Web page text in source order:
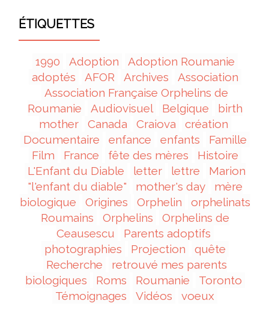
ÉTIQUETTES
1990 Adoption
Adoption Roumanie
adoptés
AFOR Archives
Association
Association Française Orphelins de
Roumanie
Audiovisuel Belgique
birth
mother
Canada Craiova
création
Documentaire
enfance enfants
Famille
Film
France fête des mères
Histoire
L'Enfant du Diable
letter lettre
Marion
"l'enfant du diable"
mother's day
mère
biologique
Origines Orphelin
orphelinats
Roumains
Orphelins
Orphelins de
Ceausescu
Parents adoptifs
photographies
Projection
quête
Recherche
retrouvé mes parents
biologiques
Roms Roumanie
Toronto
Témoignages
Vidéos voeux